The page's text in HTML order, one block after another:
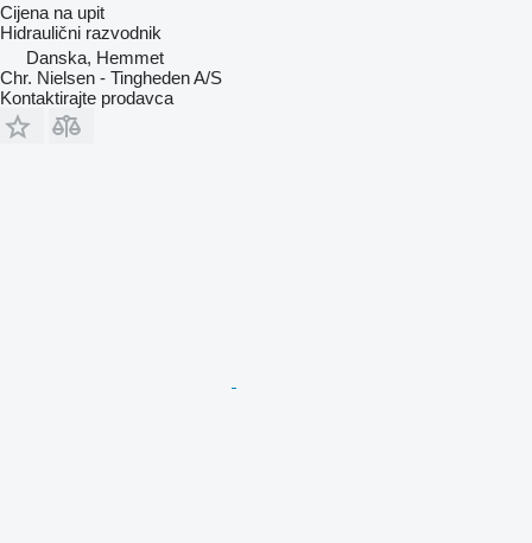
Cijena na upit
Hidraulični razvodnik
Danska, Hemmet
Chr. Nielsen - Tingheden A/S
Kontaktirajte prodavca